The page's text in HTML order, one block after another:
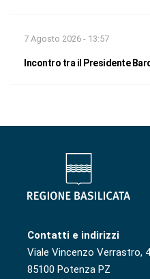
7 Agosto 2026 - 13:57
Incontro tra il Presidente
Contatti e indirizzi
Viale Vincenzo Verrastro, 4
85100 Potenza PZ